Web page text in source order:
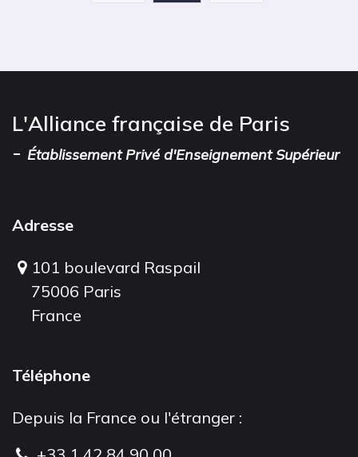
L'Alliance française de Paris
- Établissement Privé d'Enseignement Supérieur
Adresse
101 boulevard Raspail
75006 Paris
France
Téléphone
Depuis la France ou l'étranger :